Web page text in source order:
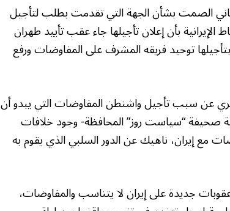
الصمت بشأن الجهة التي تقدمت بطلب لتأجيل
بأن إعلان تأجيلها جاء عقب تأييد طهران
توحيد فريقه المشرف على المفاوضات ورفع
عن سبب تأجيل واشنطن المفاوضات التي يبدو أن
صحيفة “سياست روز” المحافظة- وجود خلافات
مع إيران، ناهيك عن الدور السلبي الذي يقوم به
جديدة على إيران لا يتناسب والمفاوضات،